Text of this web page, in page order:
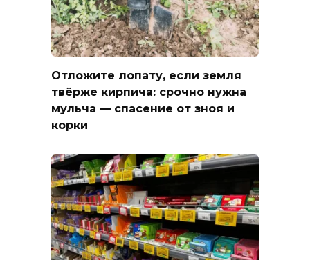
Отложите лопату, если земля
твёрже кирпича: срочно нужна
мульча — спасение от зноя и
корки